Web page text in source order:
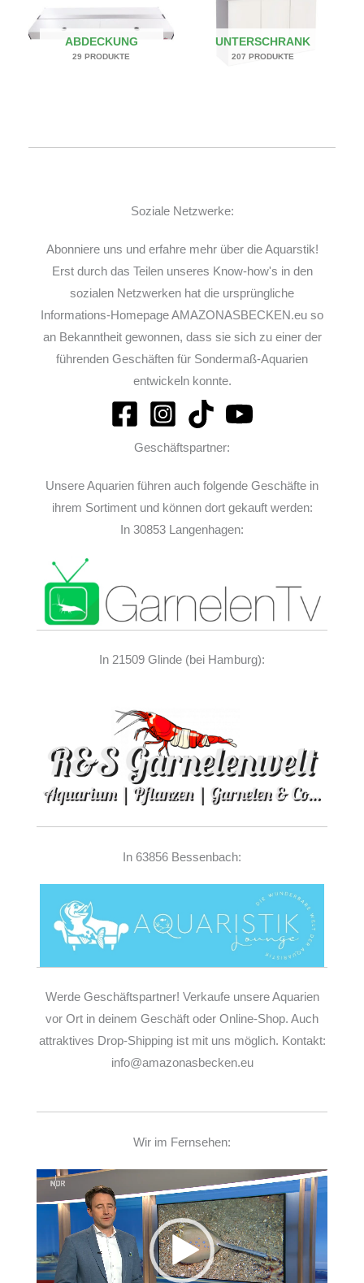
ABDECKUNG
29 PRODUKTE
UNTERSCHRANK
207 PRODUKTE
Soziale Netzwerke:
Abonniere uns und erfahre mehr über die Aquarstik!
Erst durch das Teilen unseres Know-how's in den
sozialen Netzwerken hat die ursprüngliche
Informations-Homepage AMAZONASBECKEN.eu so
an Bekanntheit gewonnen, dass sie sich zu einer der
führenden Geschäften für Sondermaß-Aquarien
entwickeln konnte.
Geschäftspartner:
Unsere Aquarien führen auch folgende Geschäfte in
ihrem Sortiment und können dort gekauft werden:
In 30853 Langenhagen:
In 21509 Glinde (bei Hamburg):
In 63856 Bessenbach:
Werde Geschäftspartner! Verkaufe unsere Aquarien
vor Ort in deinem Geschäft oder Online-Shop. Auch
attraktives Drop-Shipping ist mit uns möglich. Kontakt:
info@amazonasbecken.eu
Wir im Fernsehen:
Player